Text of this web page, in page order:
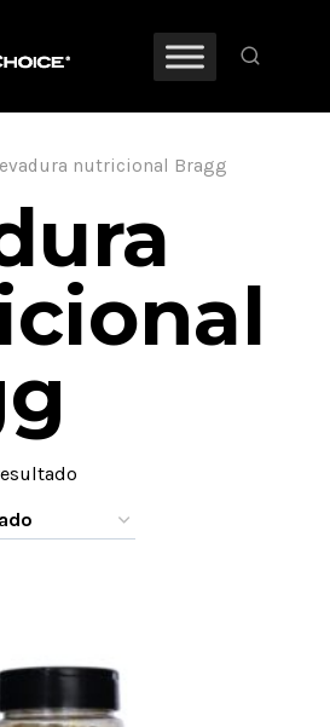
nutricional Bragg